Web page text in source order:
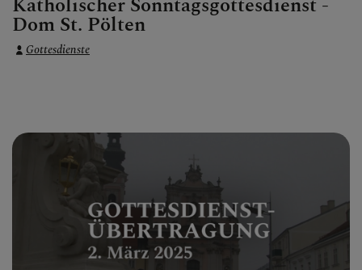
Dom St. Pölten
Gottesdienste